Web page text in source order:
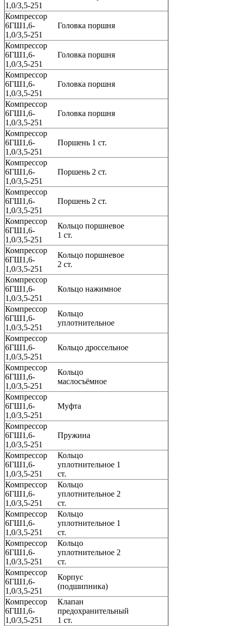
1,0/3,5-251
Компрессор
6ГШ1,6-
1,0/3,5-251
Головка поршня
Компрессор
6ГШ1,6-
1,0/3,5-251
Головка поршня
Компрессор
6ГШ1,6-
1,0/3,5-251
Головка поршня
Компрессор
6ГШ1,6-
1,0/3,5-251
Головка поршня
Компрессор
6ГШ1,6-
1,0/3,5-251
Поршень 1 ст.
Компрессор
6ГШ1,6-
1,0/3,5-251
Поршень 2 ст.
Компрессор
6ГШ1,6-
1,0/3,5-251
Поршень 2 ст.
Компрессор
6ГШ1,6-
1,0/3,5-251
Кольцо поршневое
1 ст.
Компрессор
6ГШ1,6-
1,0/3,5-251
Кольцо поршневое
2 ст.
Компрессор
6ГШ1,6-
1,0/3,5-251
Кольцо нажимное
Компрессор
6ГШ1,6-
1,0/3,5-251
Кольцо
уплотнительное
Компрессор
6ГШ1,6-
1,0/3,5-251
Кольцо дроссельное
Компрессор
6ГШ1,6-
1,0/3,5-251
Кольцо
маслосъёмное
Компрессор
6ГШ1,6-
1,0/3,5-251
Муфта
Компрессор
6ГШ1,6-
1,0/3,5-251
Пружина
Компрессор
6ГШ1,6-
1,0/3,5-251
Кольцо
уплотнительное 1
ст.
Компрессор
6ГШ1,6-
1,0/3,5-251
Кольцо
уплотнительное 2
ст.
Компрессор
6ГШ1,6-
1,0/3,5-251
Кольцо
уплотнительное 1
ст.
Компрессор
6ГШ1,6-
1,0/3,5-251
Кольцо
уплотнительное 2
ст.
Компрессор
6ГШ1,6-
1,0/3,5-251
Корпус
(подшипника)
Компрессор
6ГШ1,6-
1,0/3,5-251
Клапан
предохранительный
1 ст.